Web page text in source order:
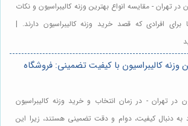
در تهران - مقایسه انواع بهترین وزنه کالیبراسیون و نکات
افرادی که قصد خرید وزنه کالیبراسیون دارند. |
وزنه کالیبراسیون با کیفیت تضمینی: فروشگاه
در تهران - در زمان انتخاب و خرید وزنه کالیبراسیون
به دنبال کیفیت، دوام و دقت تضمینی هستند، زیرا این